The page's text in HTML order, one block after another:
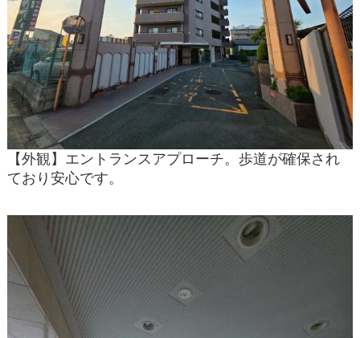
【外観】エントランスアプローチ。歩道が確保され
ており安心です。